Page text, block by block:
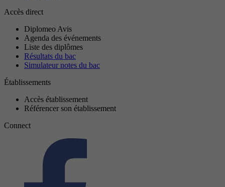
Accès direct
Diplomeo Avis
Agenda des événements
Liste des diplômes
Résultats du bac
Simulateur notes du bac
Établissements
Accès établissement
Référencer son établissement
Connect